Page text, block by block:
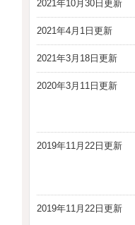
2021年10月30日更新
2021年4月1日更新
2021年3月18日更新
2020年3月11日更新
2019年11月22日更新
2019年11月22日更新